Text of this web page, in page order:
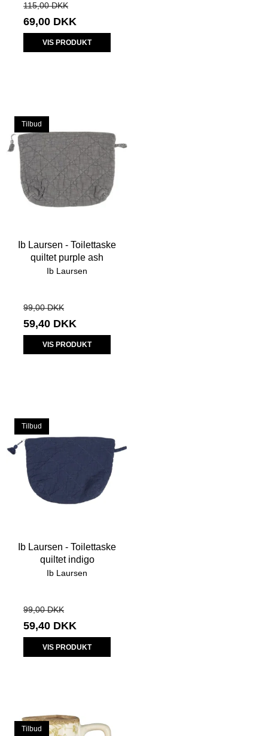
115,00 DKK
69,00 DKK
VIS PRODUKT
Tilbud
Ib Laursen - Toilettaske
quiltet purple ash
Ib Laursen
99,00 DKK
59,40 DKK
VIS PRODUKT
Tilbud
Ib Laursen - Toilettaske
quiltet indigo
Ib Laursen
99,00 DKK
59,40 DKK
VIS PRODUKT
Tilbud